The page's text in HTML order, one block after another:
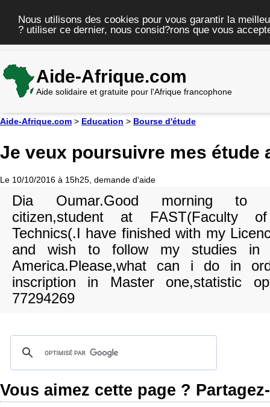
Nous utilisons des cookies pour vous garantir la
? utiliser ce dernier, nous consid?rons que vous
Aide-Afrique.com
Aide solidaire et gratuite pour l'Afrique francophone
Aide-Afrique.com > Education > Bourse d'étude
Je veux poursuivre mes étude
Le 10/10/2016 à 15h25, demande d'aide
Dia Oumar.Good morning to
citizen,student at FAST(Faculty
Technics(.I have finished with my
and wish to follow my studies in
America.Please,what can i do in
inscription in Master one,statistic
77294269
Vous aimez cette page ?